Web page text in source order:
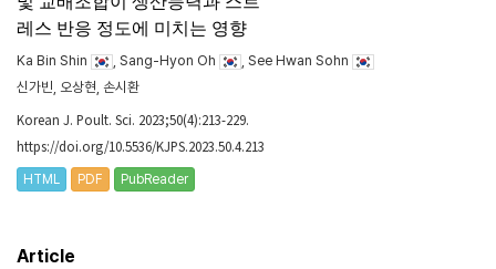
레스 반응 정도에 미치는 영향
Ka Bin Shin , Sang-Hyon Oh
, See Hwan Sohn
신가빈, 오상현, 손시환
Korean J. Poult. Sci. 2023;50(4):213-229.
https://doi.org/10.5536/KJPS.2023.50.4.213
HTML PDF PubReader
Article